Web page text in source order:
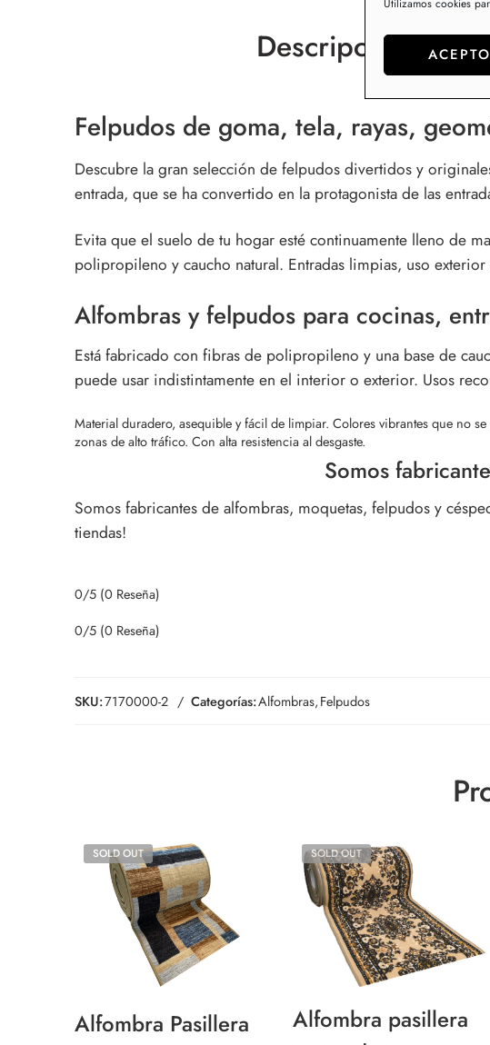
ACEPTO
Descripción
Felpudos de goma, tela, rayas,
Descubre la gran selección de felpudos divertidos y
entrada, que se ha convertido en la protagonista de las
Evita que el suelo de tu hogar esté continuamente lleno de
polipropileno y caucho natural. Entradas limpias, uso
Alfombras y felpudos para cocinas,
Está fabricado con fibras de polipropileno y una base de
puede usar indistintamente en el interior o exterior. Usos
Material duradero, asequible y fácil de limpiar. Colores vibrantes que no
zonas de alto tráfico. Con alta resistencia al desgaste.
Somos
Somos fabricantes de alfombras, moquetas, felpudos y
tiendas!
0/5 (0 Reseña)
0/5 (0 Reseña)
SKU:7170000-2 Categorías:Alfombras,Felpudos
SOLD OUT
Alfombra Pasillera
SOLD OUT
Alfombra pasillera